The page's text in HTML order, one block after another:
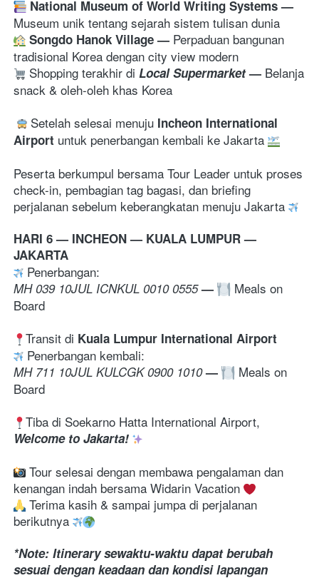
National Museum of World Writing Systems
Museum unik tentang sejarah sistem tulisan dunia
Songdo Hanok Village — Perpaduan bangunan
tradisional Korea dengan city view modern
Shopping terakhir di Local Supermarket — Belanja
snack & oleh-oleh khas Korea
Setelah selesai menuju Incheon International
Airport untuk penerbangan kembali ke Jakarta
Peserta berkumpul bersama Tour Leader untuk proses
check-in, pembagian tag bagasi, dan briefing
perjalanan sebelum keberangkatan menuju Jakarta
HARI 6 — INCHEON — KUALA LUMPUR —
JAKARTA
Penerbangan:
MH 039 10JUL ICNKUL 0010 0555 —
Meals on
Board
Transit di Kuala Lumpur International Airport
Penerbangan kembali:
MH 711 10JUL KULCGK 0900 1010 —
Meals on
Board
Welcome to Jakarta!
Tour selesai dengan membawa pengalaman dan
kenangan indah bersama Widarin Vacation
Terima kasih & sampai jumpa di perjalanan
berikutnya
*Note: Itinerary sewaktu-waktu dapat berubah
sesuai dengan keadaan dan kondisi lapangan